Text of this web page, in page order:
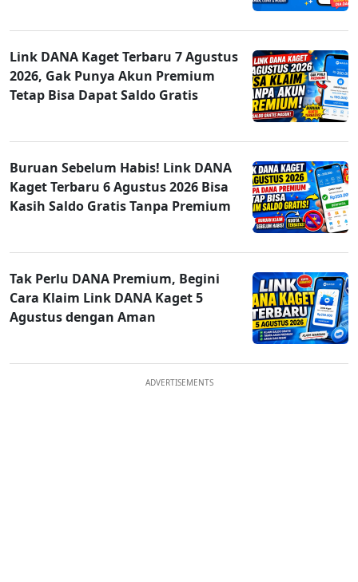
Link DANA Kaget Terbaru 7 Agustus
2026, Gak Punya Akun Premium
Tetap Bisa Dapat Saldo Gratis
Buruan Sebelum Habis! Link DANA
Kaget Terbaru 6 Agustus 2026 Bisa
Kasih Saldo Gratis Tanpa Premium
Tak Perlu DANA Premium, Begini
Cara Klaim Link DANA Kaget 5
Agustus dengan Aman
ADVERTISEMENTS